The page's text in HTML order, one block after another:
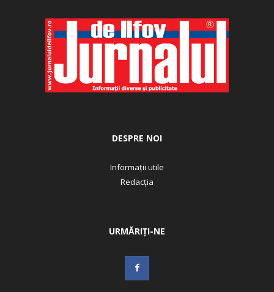
DESPRE NOI
Informații utile
Redacția
URMĂRIȚI-NE